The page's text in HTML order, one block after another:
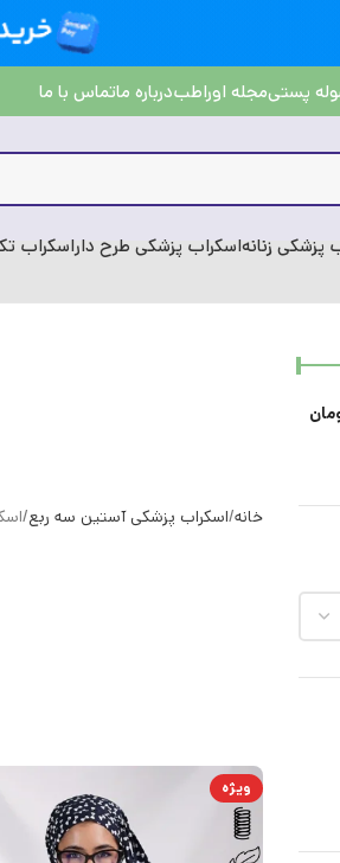
پستیمجله اوراطبدرباره ماتماس با ما
پزشکی زنانهاسکراب پزشکی طرح داراسکراب
خانه اسکراب پزشکی آستین سه ربع
ویژه